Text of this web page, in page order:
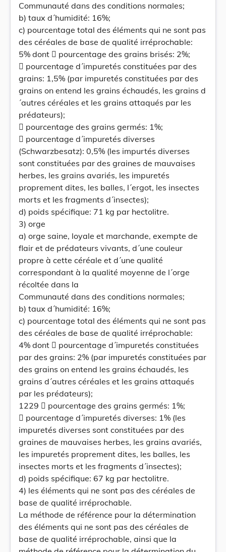
Communauté dans des conditions normales;
b) taux d´humidité: 16%;
c) pourcentage total des éléments qui ne sont pas
des céréales de base de qualité irréprochable:
5% dont  pourcentage des grains brisés: 2%;
 pourcentage d´impuretés constituées par des
grains: 1,5% (par impuretés constituées par des
grains on entend les grains échaudés, les grains d
´autres céréales et les grains attaqués par les
prédateurs);
 pourcentage des grains germés: 1%;
 pourcentage d´impuretés diverses
(Schwarzbesatz): 0,5% (les impurtés diverses
sont constituées par des graines de mauvaises
herbes, les grains avariés, les impuretés
proprement dites, les balles, l´ergot, les insectes
morts et les fragments d´insectes);
d) poids spécifique: 71 kg par hectolitre.
3) orge
a) orge saine, loyale et marchande, exempte de
flair et de prédateurs vivants, d´une couleur
propre à cette céréale et d´une qualité
correspondant à la qualité moyenne de l´orge
récoltée dans la
Communauté dans des conditions normales;
b) taux d´humidité: 16%;
c) pourcentage total des éléments qui ne sont pas
des céréales de base de qualité irréprochable:
4% dont  pourcentage d´impuretés constituées
par des grains: 2% (par impuretés constituées par
des grains on entend les grains échaudés, les
grains d´autres céréales et les grains attaqués
par les prédateurs);
1229  pourcentage des grains germés: 1%;
 pourcentage d´impuretés diverses: 1% (les
impuretés diverses sont constituées par des
graines de mauvaises herbes, les grains avariés,
les impuretés proprement dites, les balles, les
insectes morts et les fragments d´insectes);
d) poids spécifique: 67 kg par hectolitre.
4) les éléments qui ne sont pas des céréales de
base de qualité irréprochable.
La méthode de référence pour la détermination
des éléments qui ne sont pas des céréales de
base de qualité irréprochable, ainsi que la